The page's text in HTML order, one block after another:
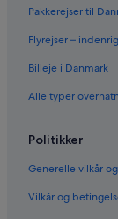
Biludlejning i Punta
Biludlejning i
Biludlejning i
Pakkerejser til
Flyrejser –
Billeje i Danmark
Alle typer
Politikker
Generelle vilkår
Vilkår og